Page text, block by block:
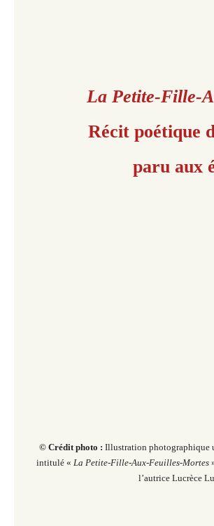
La Petite-Fille-
Récit poétique
paru aux
© Crédit photo : Illustration photographique
intitulé « La Petite-Fille-Aux-Feuilles-Mortes
l’autrice Lucrèce